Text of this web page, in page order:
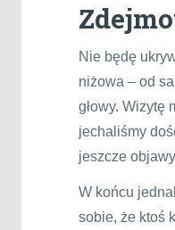
Nie będę
niżowa – od
głowy. Wizytę
jechaliśmy
jeszcze
W końcu
sobie, że ktoś